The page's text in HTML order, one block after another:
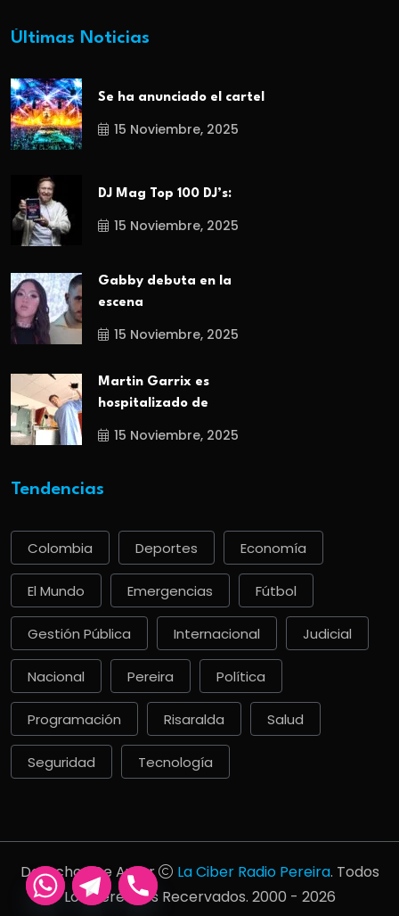
Últimas Noticias
Se ha anunciado el cartel
15 Noviembre, 2025
DJ Mag Top 100 DJ’s:
15 Noviembre, 2025
Gabby debuta en la
escena
15 Noviembre, 2025
Martin Garrix es
hospitalizado de
15 Noviembre, 2025
Tendencias
Colombia Deportes Economía
El Mundo Emergencias Fútbol
Gestión Pública Internacional Judicial
Nacional Pereira Política
Programación Risaralda Salud
Seguridad Tecnología
Derechos De Autor La Ciber Radio Pereira. Todos
Los Derechos Recervados. 2000 - 2026